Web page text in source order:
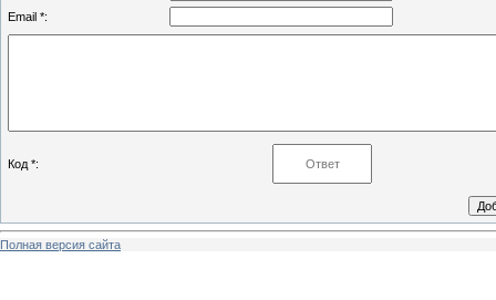
Email *:
Код *:
Полная версия сайта